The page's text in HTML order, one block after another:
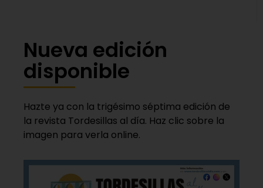
Nueva edición
disponible
Hazte ya con la trigésimo séptima edición de
la revista Tordesillas al día. Haz clic sobre la
imagen para verla online.